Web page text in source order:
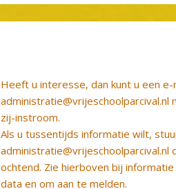
Heeft u interesse, dan kunt u een
zij-instroom.
Als u tussentijds informatie wilt,
administratie@vrijeschoolparcival.nl
ochtend. Zie hierboven bij
data en om aan te melden.